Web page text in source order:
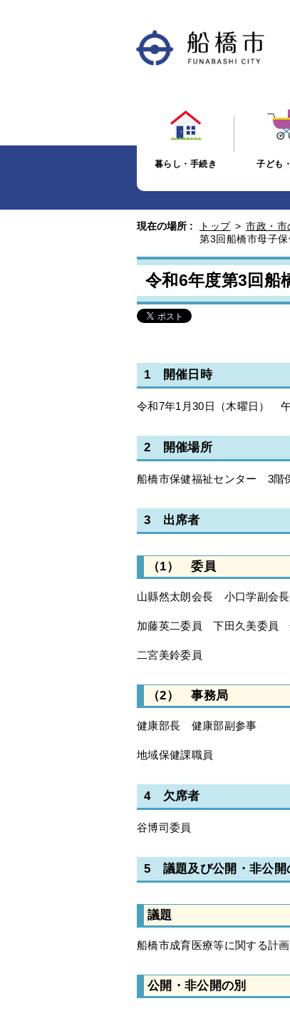
暮らし・手続き 子ども
現在の場所 : トップ > 市政・市
第3回船橋市母子
令和6年度第3回船
1 開催日時
令和7年1月30日（木曜日）
2 開催場所
船橋市保健福祉センター 3階
3 出席者
（1） 委員
山縣然太朗会長 小口学副
加藤英二委員 下田久美委員
二宮美鈴委員
（2） 事務局
健康部長 健康部副参事
地域保健課職員
4 欠席者
谷博司委員
5 議題及び公開・非公開
議題
船橋市成育医療等に関する計
公開・非公開の別